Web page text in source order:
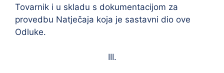
Tovarnik i u skladu s dokumentacijom za
provedbu Natječaja koja je sastavni dio ove
Odluke.
III.